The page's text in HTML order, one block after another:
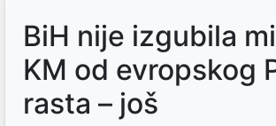
BiH nije izgubila
KM od evropskog
rasta – još